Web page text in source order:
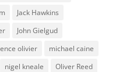
Jack Hawkins
John Gielgud
olivier
michael caine
nigel kneale
Oliver Reed